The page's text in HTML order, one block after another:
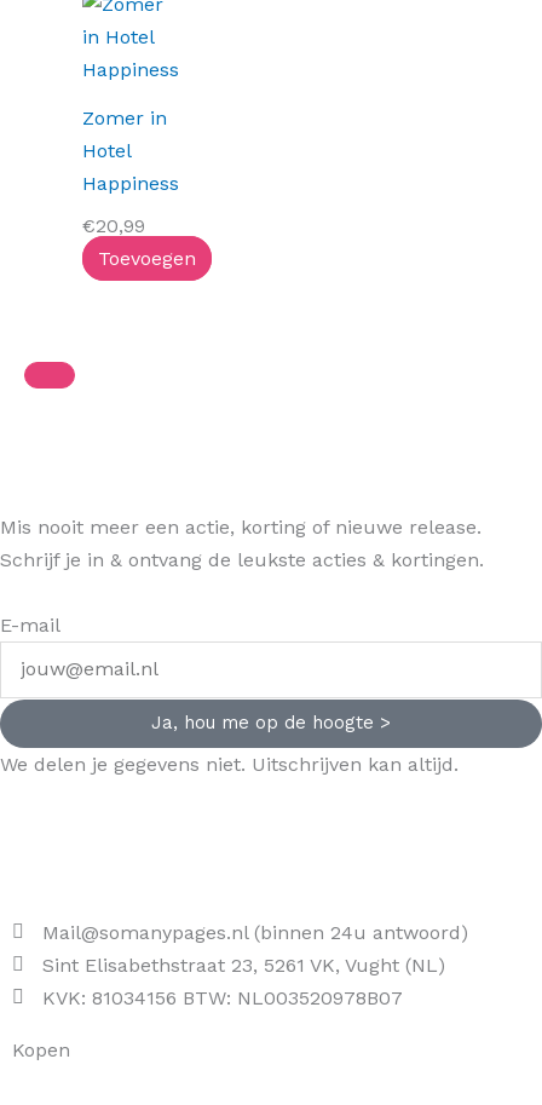
Zomer in
Hotel
Happiness
€20,99
Toevoegen
Mis nooit meer een actie, korting of nieuwe release.
Schrijf je in & ontvang de leukste acties & kortingen.
E-mail
Ja, hou me op de hoogte >
We delen je gegevens niet. Uitschrijven kan altijd.
Mail@somanypages.nl (binnen 24u antwoord)
Sint Elisabethstraat 23, 5261 VK, Vught (NL)
KVK: 81034156 BTW: NL003520978B07
Kopen